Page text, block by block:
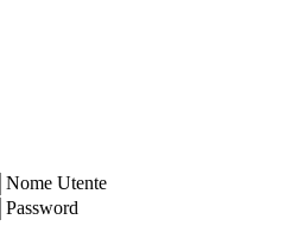
Nome Utente
Password